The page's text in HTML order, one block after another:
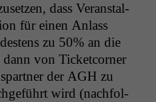
dass Ver­anstal­
für einen Anlass
zu 50% an die
dann von Tick­et­corner
der AGH zu
wird (nach­fol­